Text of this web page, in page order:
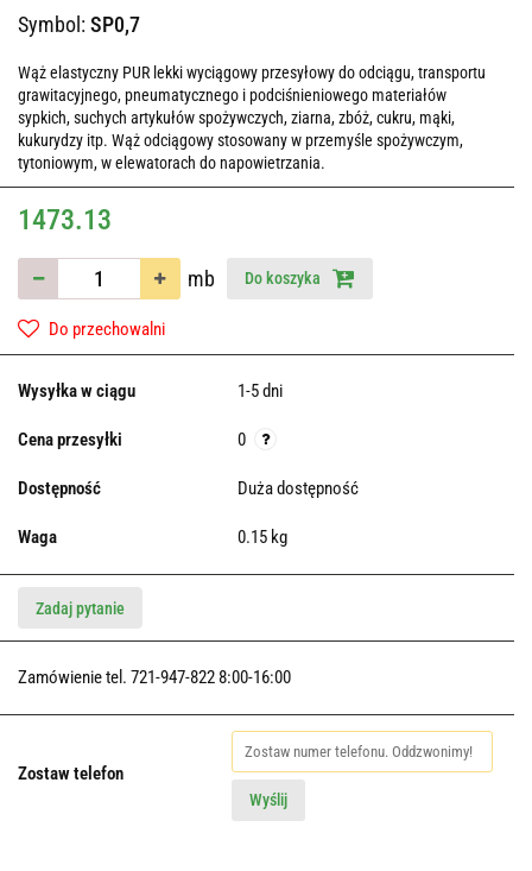
Symbol:SP0,7
Wąż elastyczny PUR lekki wyciągowy przesyłowy do odciągu, transportu
grawitacyjnego, pneumatycznego i podciśnieniowego materiałów
sypkich, suchych artykułów spożywczych, ziarna, zbóż, cukru, mąki,
kukurydzy itp. Wąż odciągowy stosowany w przemyśle spożywczym,
tytoniowym, w elewatorach do napowietrzania.
1473.13
mb Do koszyka
Do przechowalni
Wysyłka w ciągu 1-5 dni
Cena przesyłki 0
Dostępność Duża dostępność
Waga 0.15 kg
Zadaj pytanie
Zamówienie tel. 721-947-822 8:00-16:00
Zostaw telefon
Wyślij